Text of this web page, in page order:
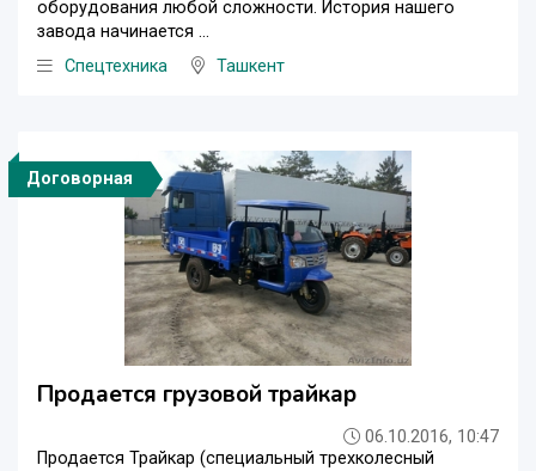
оборудования любой сложности. История нашего
завода начинается ...
Спецтехника
Ташкент
Договорная
Продается грузовой трайкар
06.10.2016, 10:47
Продается Трайкар (специальный трехколесный